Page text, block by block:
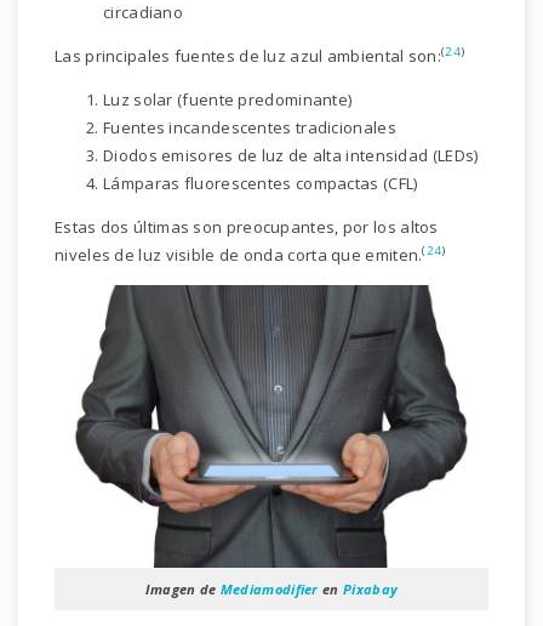
circadiano
Las principales fuentes de luz azul ambiental son:(24)
Luz solar (fuente predominante)
Fuentes incandescentes tradicionales
Diodos emisores de luz de alta intensidad (LEDs)
Lámparas fluorescentes compactas (CFL)
Estas dos últimas son preocupantes, por los altos
niveles de luz visible de onda corta que emiten.(24)
Imagen de Mediamodifier en Pixabay